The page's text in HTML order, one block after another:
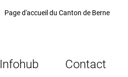
Page d'accueil du Canton de Berne
Infohub Contact